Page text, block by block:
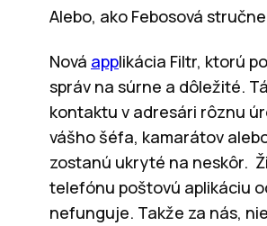
Alebo, ako Febosová
Nová applikácia Filtr, ktorú
správ na súrne a dôležité.
kontaktu v adresári rôznu
vášho šéfa, kamarátov
zostanú ukryté na neskôr.
telefónu poštovú aplikáciu
nefunguje. Takže za nás,